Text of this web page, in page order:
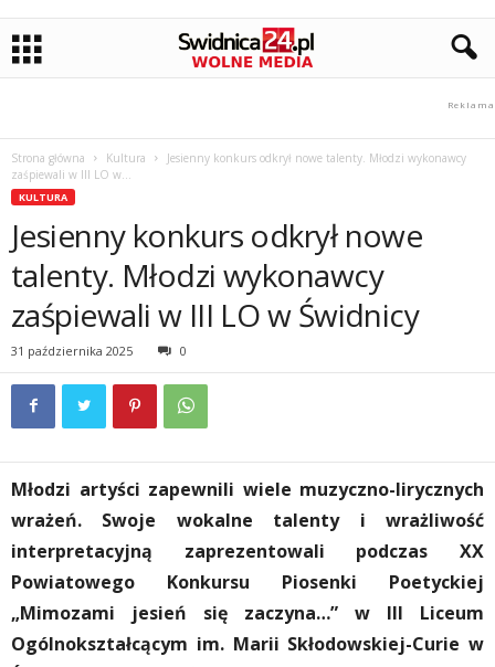
Strona główna Kultura
Jesienny konkurs odkrył nowe talenty. Młodzi wykonawcy
zaśpiewali w III LO w...
KULTURA
Jesienny konkurs odkrył nowe
talenty. Młodzi wykonawcy
zaśpiewali w III LO w Świdnicy
31 października 2025 0
Młodzi artyści zapewnili wiele muzyczno-lirycznych
wrażeń. Swoje wokalne talenty i wrażliwość
interpretacyjną zaprezentowali podczas XX
Powiatowego Konkursu Piosenki Poetyckiej
„Mimozami jesień się zaczyna…” w III Liceum
Ogólnokształcącym im. Marii Skłodowskiej-Curie w